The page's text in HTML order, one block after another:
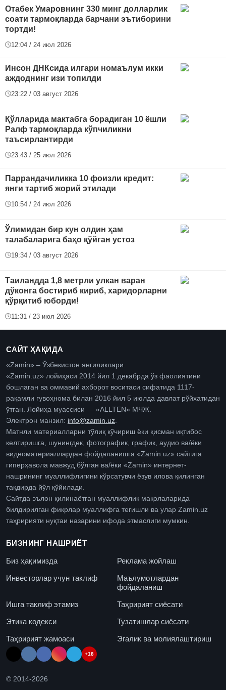
Отабек Умаровнинг 330 минг долларлик
соати тармоқларда барчани эътиборини
тортди!
12:04 / 24 июл 2026
Инсон ДНКсида илгари номаълум икки
аждоднинг изи топилди
23:22 / 03 август 2026
Қўлларида мактабга борадиган 10 ёшли
Ралф тармоқларда кўпчиликни
таъсирлантирди
23:43 / 25 июл 2026
Паррандачиликка 10 фоизли кредит:
янги тартиб жорий этилади
10:54 / 24 июл 2026
Ўлимидан бир кун олдин ҳам
талабаларига баҳо қўйган устоз
19:34 / 03 август 2026
Таиландда 1,8 метрли улкан варан
дўконга бостириб кириб, харидорларни
қўрқитиб юборди!
11:31 / 23 июл 2026
САЙТ ҲАҚИДА
«Zamin» – Ўзбекистон янгиликлари.
«Zamin.uz» лойиҳаси 2014 йил 1 декабрда ўз фаолиятини
бошлаган ва оммавий ахборот воситаси сифатида 1117-
рақамли гувоҳнома билан 2016 йил 5 июлда давлат рўйхатидан
ўтган. Лойиҳа муассиси — «ALLTEN» МЧЖ.
Электрон манзил: info@zamin.uz
Матнли материалларни тўлиқ кўчириш ёки қисман иқтибос
келтиришга, шунингдек, фотографик, график, аудио ва/ёки
видеоматериаллардан фойдаланишга «Zamin.uz» сайтига
гиперҳавола мавжуд бўлган ва/ёки «Zamin» интернет-
нашрининг муаллифлигини кўрсатувчи ёзув илова қилинган
тақдирда йўл қўйилади.
Сайтда эълон қилинаётган муаллифлик мақолаларида
билдирилган фикрлар муаллифга тегишли ва улар Zamin.uz
таҳририяти нуқтаи назарини ифода этмаслиги мумкин.
БИЗНИНГ НАШРИЁТ
Биз ҳақимизда
Реклама жойлаш
Инвесторлар учун таклиф
Маълумотлардан
фойдаланиш
Ишга таклиф этамиз
Таҳририят сиёсати
Этика кодекси
Тузатишлар сиёсати
Таҳририят жамоаси
Эгалик ва молиялаштириш
+18
© 2014-2026